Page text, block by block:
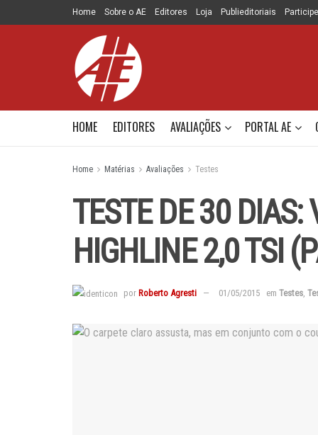
Home Sobre o AE Editores Loja Publieditoriais
HOME EDITORES AVALIAÇÕES PORTAL AE
Home Matérias Avaliações Testes
TESTE DE 30 DIAS:
HIGHLINE 2,0 TSI
por Roberto Agresti 01/05/2015 em Testes,